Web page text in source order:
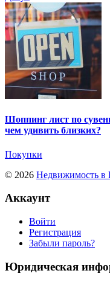
Шоппинг лист по
чем удивить близких?
Покупки
© 2026 Недвижимость в
Аккаунт
Войти
Регистрация
Забыли пароль?
Юридическая